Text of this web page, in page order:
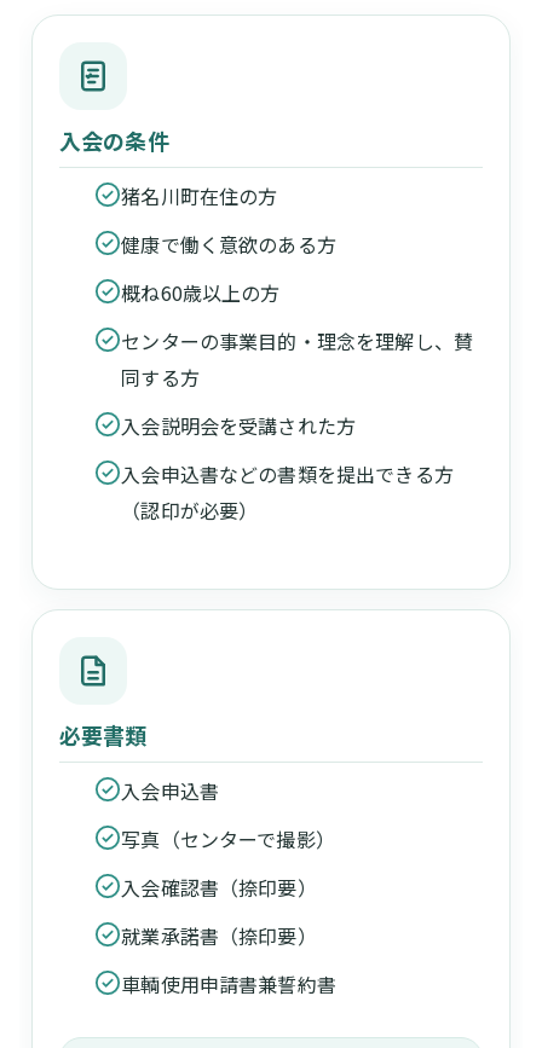
入会の条件
猪名川町在住の方
健康で働く意欲のある方
概ね60歳以上の方
センターの事業目的・理念を理解し、賛
同する方
入会説明会を受講された方
入会申込書などの書類を提出できる方
（認印が必要）
必要書類
入会申込書
写真（センターで撮影）
入会確認書（捺印要）
就業承諾書（捺印要）
車輌使用申請書兼誓約書